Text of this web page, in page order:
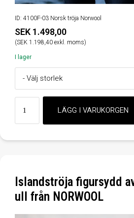
ID: 4100F-03 Norsk tröja Norwool
SEK 1.498,00
(SEK 1.198,40 exkl. moms)
I lager
Islandströja figursydd
ull från NORWOOL